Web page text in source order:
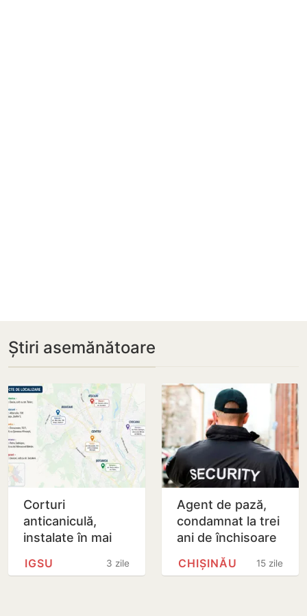
Știri asemănătoare
Corturi
anticaniculă,
instalate în mai
țară
3 zile
IGSU
Agent de pază,
condamnat la trei
ani de închisoare
15 zile
CHIȘINĂU